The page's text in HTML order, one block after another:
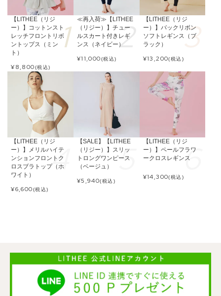
【LITHEE（リジ
ー）】コットンスト
レッチフロントリボ
ントップス（ミン
ト）
¥8,800(税込)
≪再入荷≫【LITHEE
（リジー）】チュー
ルスカート付きレギ
ンス（ネイビー）
¥11,000(税込)
【LITHEE（リジ
ー）】バックリボン
ソフトレギンス（ブ
ラック）
¥13,200(税込)
【LITHEE（リジ
ー）】メリルハイテ
ンションフロントク
ロスブラトップ（ホ
ワイト）
¥6,600(税込)
【SALE】【LITHEE
（リジー）】スリッ
トロングワンピース
（ベージュ）
¥5,940(税込)
【LITHEE（リジ
ー）】ペールフラワ
ークロスレギンス
¥14,300(税込)